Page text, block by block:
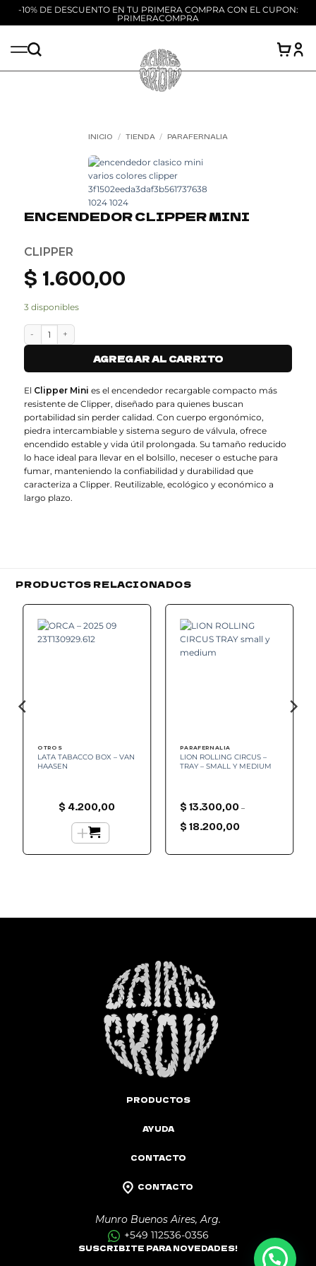
-10% DE DESCUENTO EN TU PRIMERA COMPRA CON EL CUPON:
PRIMERACOMPRA
contenido
INICIO / TIENDA / PARAFERNALIA
Add to
ENCENDEDOR CLIPPER MINI
CLIPPER
$ 1.600,00
3 disponibles
ENCENDEDOR CLIPPER MINI cantidad
AGREGAR AL CARRITO
El Clipper Mini es el encendedor recargable compacto más
resistente de Clipper, diseñado para quienes buscan
portabilidad sin perder calidad. Con cuerpo ergonómico,
piedra intercambiable y sistema seguro de válvula, ofrece
encendido estable y vida útil prolongada. Su tamaño reducido
lo hace ideal para llevar en el bolsillo, neceser o estuche para
fumar, manteniendo la confiabilidad y durabilidad que
caracteriza a Clipper. Reutilizable, ecológico y económico a
largo plazo.
PRODUCTOS RELACIONADOS
Add to
wishlist
OTROS
LATA TABACCO BOX – VAN
HAASEN
$ 4.200,00
+
Add to
wishlist
PARAFERNALIA
LION ROLLING CIRCUS –
TRAY – SMALL Y MEDIUM
$13.300,00 –
$18.200,00de
precios:
PRODUCTOS
AYUDA
CONTACTO
CONTACTO
Munro Buenos Aires, Arg.
+549 112536-0356
SUSCRIBITE PARA NOVEDADES!